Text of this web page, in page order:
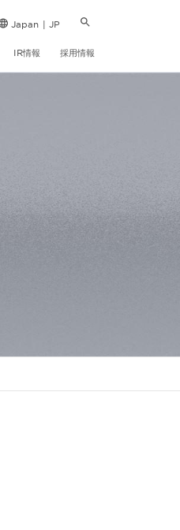
Japan | JP
IR情報 採用情報